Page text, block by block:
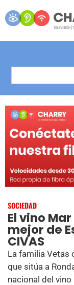
SOCIEDAD
El vino
mejor de
CIVAS
La familia Vetas
que sitúa a
nacional del vino